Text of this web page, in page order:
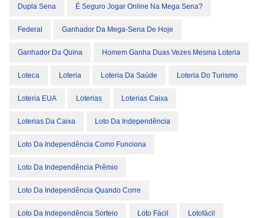
Dupla Sena É Seguro Jogar Online Na Mega Sena?
Federal Ganhador Da Mega-Sena De Hoje
Ganhador Da Quina Homem Ganha Duas Vezes Mesma Loteria
Loteca Loteria Loteria Da Saúde Loteria Do Turismo
Loteria EUA Loterias Loterias Caixa
Loterias Da Caixa Loto Da Independência
Loto Da Independência Como Funciona
Loto Da Independência Prêmio
Loto Da Independência Quando Corre
Loto Da Independência Sorteio Loto Fácil Lotofácil